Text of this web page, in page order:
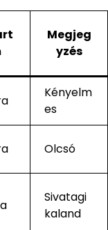
Megjeg
yzés
Kényelm
es
Olcsó
Sivatagi
kaland